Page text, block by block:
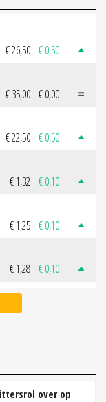
€ 26,50 € 0,50
€ 35,00 € 0,00
€ 22,50 € 0,50
€ 1,32 € 0,10
€ 1,25 € 0,10
€ 1,28 € 0,10
over op